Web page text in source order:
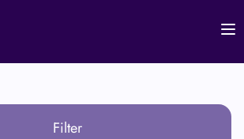
Filter